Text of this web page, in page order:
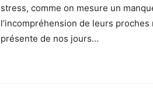
stress, comme on mesure un
l’incompréhension de leurs
présente de nos jours…